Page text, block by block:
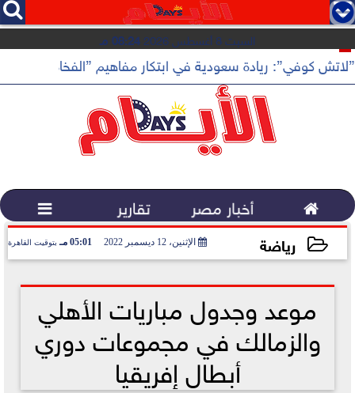
   
السبت 8 أغسطس 2026 08:24 مـ
”لاتش كوفي”: ريادة سعودية في ابتكار مفاهيم ”الفخامة
 أخبار مصر تقارير 
رياضة الإثنين، 12 ديسمبر 2022 05:01 مـ بتوقيت القاهرة
موعد وجدول مباريات الأهلي
والزمالك في مجموعات دوري
أبطال إفريقيا